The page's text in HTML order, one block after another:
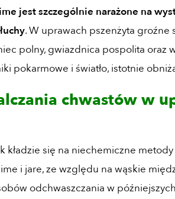
jest szczególnie narażone na
. W uprawach pszenżyta groźne
polny, gwiazdnica pospolita oraz
pokarmowe i światło, istotnie
chwastów w
się na niechemiczne
i jare, ze względu na wąskie
odchwaszczania w